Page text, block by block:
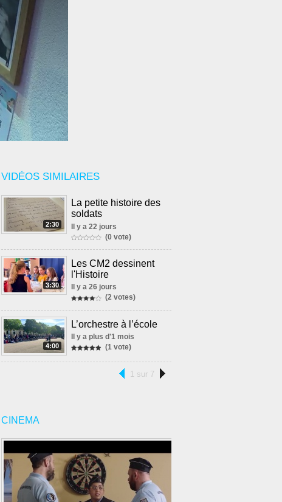
VIDÉOS SIMILAIRES
2:30
La petite histoire des
soldats
Il y a 22 jours
(0 vote)
3:30
Les CM2 dessinent
l'Histoire
Il y a 26 jours
(2 votes)
4:00
L’orchestre à l’école
Il y a plus d'1 mois
(1 vote)
1 sur 7
CINEMA